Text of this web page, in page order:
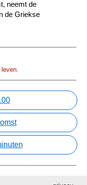
neemt de
de Griekse